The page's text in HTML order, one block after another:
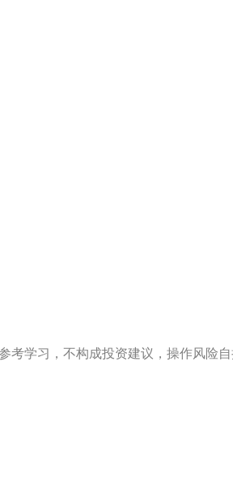
考学习，不构成投资建议，操作风险自